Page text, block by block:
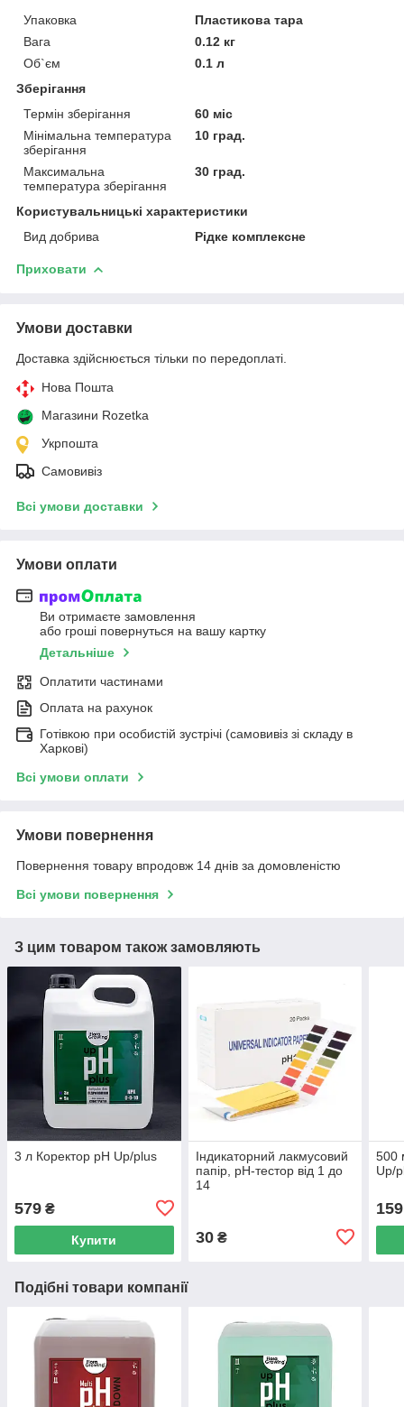
Упаковка
Пластикова тара
Вага
0.12 кг
Об`єм
0.1 л
Зберігання
Термін зберігання
60 міс
Мінімальна температура
зберігання
10 град.
Максимальна
температура зберігання
30 град.
Користувальницькі характеристики
Вид добрива
Рідке комплексне
Приховати
Умови доставки
Доставка здійснюється тільки по передоплаті.
Нова Пошта
Магазини Rozetka
Укрпошта
Самовивіз
Всі умови доставки
Умови оплати
Ви отримаєте замовлення
або гроші повернуться на вашу картку
Детальніше
Оплатити частинами
Оплата на рахунок
Готівкою при особистій зустрічі (самовивіз зі складу в
Харкові)
Всі умови оплати
Умови повернення
Повернення товару впродовж 14 днів за домовленістю
Всі умови повернення
З цим товаром також замовляють
3 л Коректор pH Up/plus
579 ₴
Купити
Індикаторний лакмусовий
папір, pH-тестор від 1 до
14
30₴
500
Up/
159
Подібні товари компанії